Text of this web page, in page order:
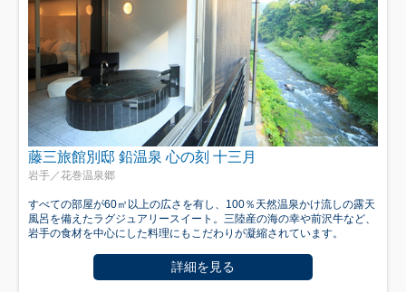
藤三旅館別邸 鉛温泉 心の刻 十三月
岩手／花巻温泉郷
すべての部屋が60㎡以上の広さを有し、100％天然温泉かけ流しの露天
風呂を備えたラグジュアリースイート。三陸産の海の幸や前沢牛など、
岩手の食材を中心にした料理にもこだわりが凝縮されています。
詳細を見る